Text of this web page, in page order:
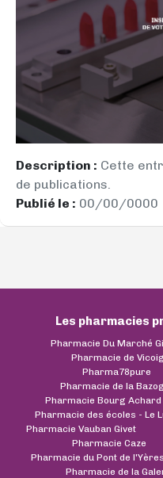
Description : Cette
de publications.
Publié le : 00/00/0000
Les pharmacies
Pharmacie Du Marché
Pharmacie de
Pharma78pure
Pharmacie de la
Pharmacie Bourg Achard
Pharmacie des écoles - Le
Pharmacie Vauban Givet
Pharmacie Caze
Pharmacie du Pont de l'Yères
Pharmacie de la